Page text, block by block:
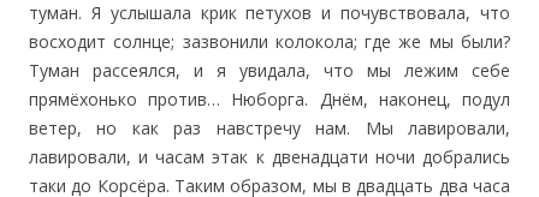
туман. Я услышала крик петухов и почувствовала, что
восходит солнце; зазвонили колокола; где же мы были?
Туман рассеялся, и я увидала, что мы лежим себе
прямёхонько против… Нюборга. Днём, наконец, подул
ветер, но как раз навстречу нам. Мы лавировали,
лавировали, и часам этак к двенадцати ночи добрались
таки до Корсёра. Таким образом, мы в двадцать два часа